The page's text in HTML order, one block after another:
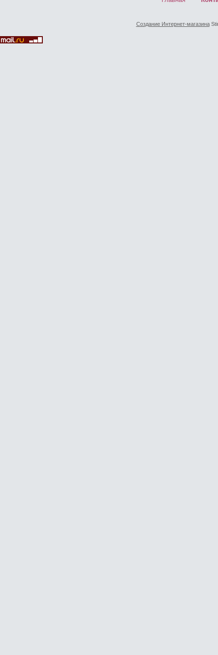
Создание Интернет-магазина